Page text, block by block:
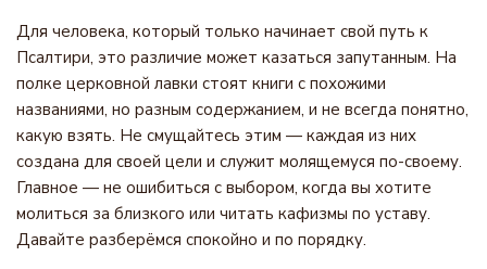
Для человека, который только начинает свой путь к
Псалтири, это различие может казаться запутанным. На
полке церковной лавки стоят книги с похожими
названиями, но разным содержанием, и не всегда понятно,
какую взять. Не смущайтесь этим — каждая из них
создана для своей цели и служит молящемуся по-своему.
Главное — не ошибиться с выбором, когда вы хотите
молиться за близкого или читать кафизмы по уставу.
Давайте разберёмся спокойно и по порядку.